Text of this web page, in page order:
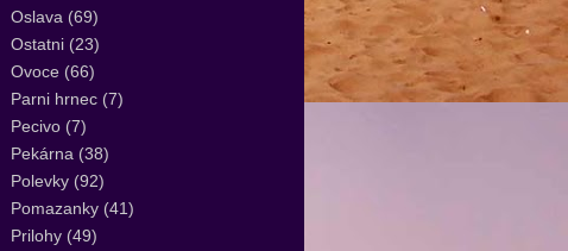
Oslava (69)
Ostatni (23)
Ovoce (66)
Parni hrnec (7)
Pecivo (7)
Pekárna (38)
Polevky (92)
Pomazanky (41)
Prilohy (49)